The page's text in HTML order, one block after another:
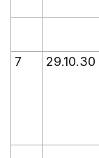
7 29.10.30